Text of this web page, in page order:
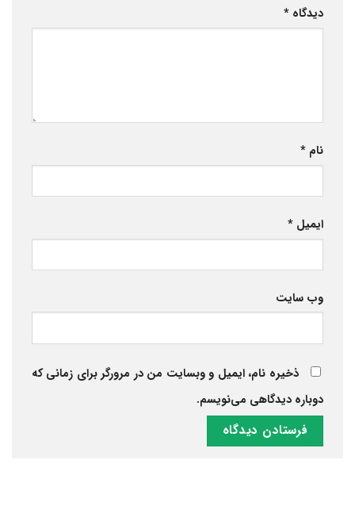
دیدگاه *
نام *
ایمیل *
وب‌ سایت
ذخیره نام، ایمیل و وبسایت من در مرورگر برای زمانی که
دوباره دیدگاهی می‌نویسم.